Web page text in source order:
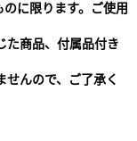
に限ります。ご使用
た商品、付属品付き
んので、ご了承く